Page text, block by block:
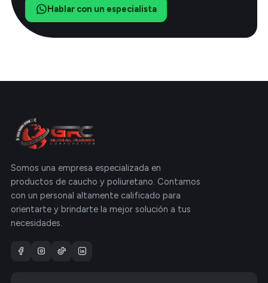
Hablar con un especialista
Somos una empresa especializada en
productos de caucho y poliuretano. Contamos
con un personal altamente calificado para
orientarte y brindarte la mejor solución a tus
necesidades.